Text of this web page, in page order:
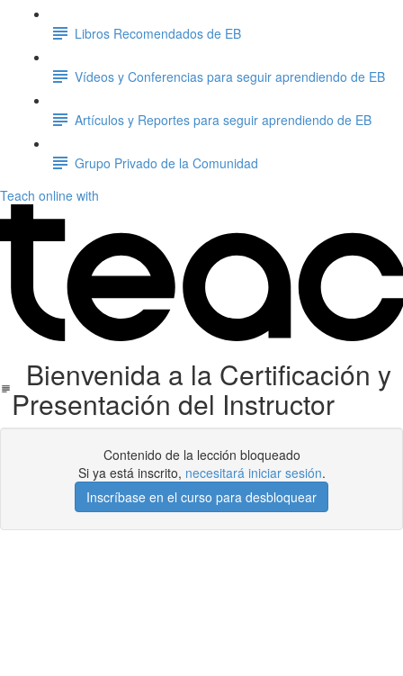
Libros Recomendados de EB
Vídeos y Conferencias para seguir aprendiendo de EB
Artículos y Reportes para seguir aprendiendo de EB
Grupo Privado de la Comunidad
Teach online with
Bienvenida a la Certificación y
Presentación del Instructor
Contenido de la lección bloqueado
Si ya está inscrito, necesitará iniciar sesión.
Inscríbase en el curso para desbloquear